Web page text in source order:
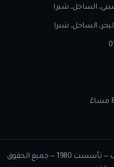
© 2026 مجموعة شركات أبو الدهب — تأسست 1980 — جميع الحقوق